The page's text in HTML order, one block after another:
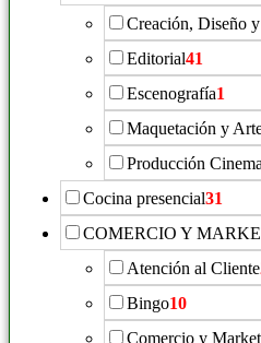
Creación, Diseño
Editorial41
Escenografía1
Maquetación y
Producción
Cocina presencial31
COMERCIO Y
Atención al Cliente
Bingo10
Comercio y